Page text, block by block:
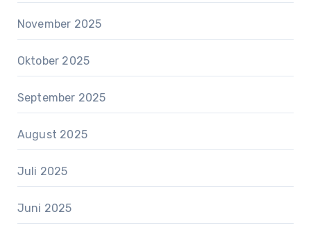
November 2025
Oktober 2025
September 2025
August 2025
Juli 2025
Juni 2025